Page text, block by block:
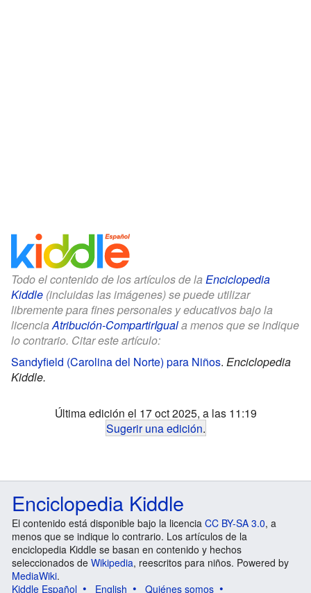
Todo el contenido de los artículos de la Enciclopedia
Kiddle (incluidas las imágenes) se puede utilizar
libremente para fines personales y educativos bajo la
licenciaAtribución-CompartirIguala menos que se indique
lo contrario. Citar este artículo:
Sandyfield (Carolina del Norte) para Niños. Enciclopedia
Kiddle.
Última edición el 17 oct 2025, a las 11:19
Sugerir una edición.
Enciclopedia Kiddle
El contenido está disponible bajo la licencia CC BY-SA 3.0, a
menos que se indique lo contrario. Los artículos de la
enciclopedia Kiddle se basan en contenido y hechos
seleccionados de Wikipedia, reescritos para niños. Powered by
MediaWiki.
Kiddle Español
English Quiénes somos